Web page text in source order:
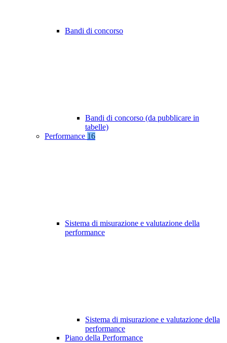
Bandi di concorso
Bandi di concorso (da pubblicare in
tabelle)
Performance 16
Sistema di misurazione e valutazione della
performance
Sistema di misurazione e valutazione della
performance
Piano della Performance